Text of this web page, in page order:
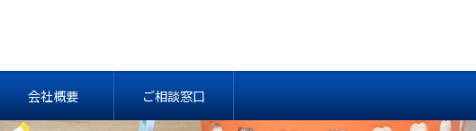
会社概要 ご相談窓口